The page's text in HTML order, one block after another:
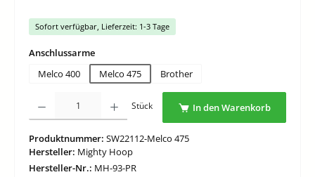
Sofort verfügbar, Lieferzeit: 1-3 Tage
Anschlussarmeauswählen
Melco 400
Melco 475 Brother
Stück In den Warenkorb
Produktnummer: SW22112-Melco 475
Hersteller: Mighty Hoop
Hersteller-Nr.: MH-93-PR